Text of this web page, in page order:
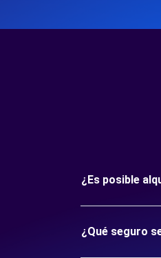
¿Es posible
¿Qué seguro